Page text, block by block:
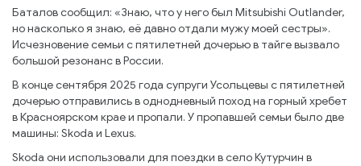
Баталов сообщил: «Знаю, что у него был Mitsubishi Outlander,
но насколько я знаю, её давно отдали мужу моей сестры».
Исчезновение семьи с пятилетней дочерью в тайге вызвало
большой резонанс в России.
В конце сентября 2025 года супруги Усольцевы с пятилетней
дочерью отправились в однодневный поход на горный хребет
в Красноярском крае и пропали. У пропавшей семьи было две
машины: Skoda и Lexus.
Skoda они использовали для поездки в село Кутурчин в